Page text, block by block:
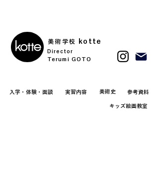
美術学校 kotte
Director
Terumi GOTO
入学・体験・面談 実習内容 美術史 参考資料
キッズ絵画教室